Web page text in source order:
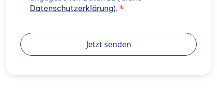
privatklinik.com/datenschutzerklaerung/"
Datenschutzerklärung).
Jetzt senden